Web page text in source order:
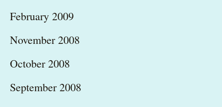
February 2009
November 2008
October 2008
September 2008